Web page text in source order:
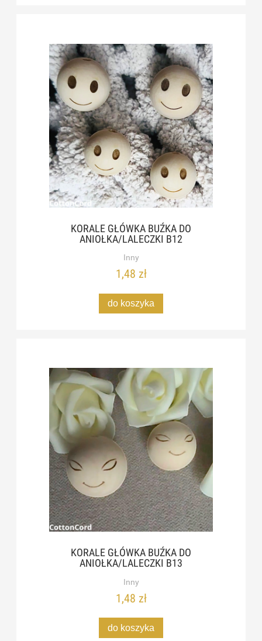
KORALE GŁÓWKA BUŹKA DO
ANIOŁKA/LALECZKI B12
Inny
1,48 zł
do koszyka
KORALE GŁÓWKA BUŹKA DO
ANIOŁKA/LALECZKI B13
Inny
1,48 zł
do koszyka